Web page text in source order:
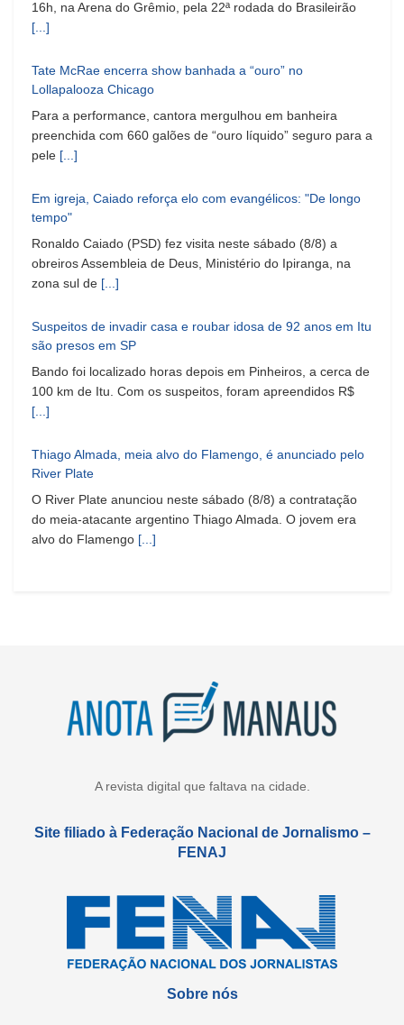
16h, na Arena do Grêmio, pela 22ª rodada do Brasileirão
[...]
Tate McRae encerra show banhada a “ouro” no
Lollapalooza Chicago
Para a performance, cantora mergulhou em banheira
preenchida com 660 galões de “ouro líquido” seguro para a
pele [...]
Em igreja, Caiado reforça elo com evangélicos: "De longo
tempo"
Ronaldo Caiado (PSD) fez visita neste sábado (8/8) a
obreiros Assembleia de Deus, Ministério do Ipiranga, na
zona sul de [...]
Suspeitos de invadir casa e roubar idosa de 92 anos em Itu
são presos em SP
Bando foi localizado horas depois em Pinheiros, a cerca de
100 km de Itu. Com os suspeitos, foram apreendidos R$
[...]
Thiago Almada, meia alvo do Flamengo, é anunciado pelo
River Plate
O River Plate anunciou neste sábado (8/8) a contratação
do meia-atacante argentino Thiago Almada. O jovem era
alvo do Flamengo [...]
A revista digital que faltava na cidade.
Site filiado à Federação Nacional de Jornalismo –
FENAJ
Sobre nós